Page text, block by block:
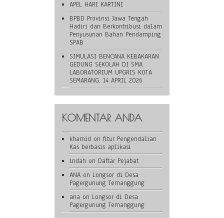
APEL HARI KARTINI
BPBD Provinsi Jawa Tengah
Hadiri dan Berkontribusi dalam
Penyusunan Bahan Pendamping
SPAB
SIMULASI BENCANA KEBAKARAN
GEDUNG SEKOLAH DI SMA
LABORATORIUM UPGRIS KOTA
SEMARANG, 14 APRIL 2026
KOMENTAR ANDA
khamid on fitur Pengendalian
Kas berbasis aplikasi
indah on Daftar Pejabat
ANA on Longsor di Desa
Pagergunung Temanggung
ana on Longsor di Desa
Pagergunung Temanggung